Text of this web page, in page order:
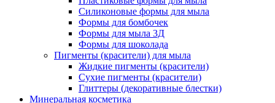
Силиконовые формы для мыла
Формы для бомбочек
Формы для мыла 3Д
Формы для шоколада
Пигменты (красители) для мыла
Жидкие пигменты (красители)
Сухие пигменты (красители)
Глиттеры (декоративные блестки)
Минеральная косметика